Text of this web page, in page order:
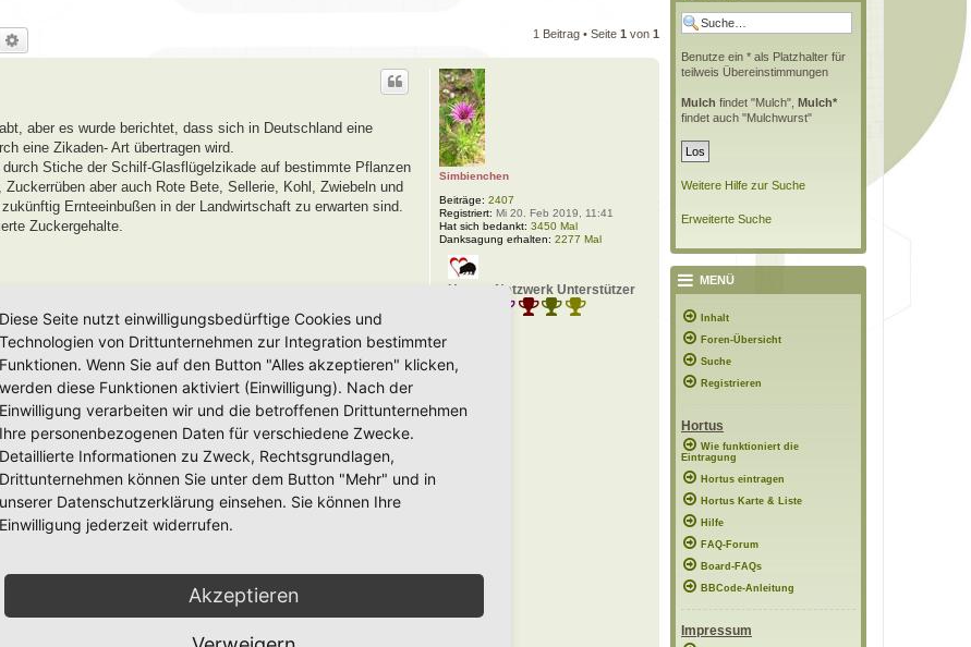
Suche 1 Beitrag • Seite 1 von 1
Simbienchen
Beiträge: 2407
Registriert: Mi 20. Feb 2019, 11:41
Hat sich bedankt: 3450 Mal
Danksagung erhalten: 2277 Mal
Hortus-Netzwerk Unterstützer
aber es wurde berichtet, dass sich in Deutschland eine
eine Zikaden- Art übertragen wird.
Stiche der Schilf-Glasflügelzikade auf bestimmte Pflanzen
aber auch Rote Bete, Sellerie, Kohl, Zwiebeln und
Ernteeinbußen in der Landwirtschaft zu erwarten sind.
Zuckergehalte.
zu uns nach Deutschland gekommen und ist vielleicht als "
erkannt worden.
diese Zikadenart? Mal die KI befragen....
gesundheitsschädlich sein könnte. Aber dafür "schlaffes
der Zikaden, eine reguläre Zulassung wirksamer
Forschung zu Resistenzzüchtung und nachhaltigen
jetzt schon wieder?
verändern kann -tatsächlich ist dies die einzige Art und Weise, in der die
Benutze ein * als Platzhalter für
teilweis Übereinstimmungen
Mulch findet "Mulch", Mulch*
findet auch "Mulchwurst"
Weitere Hilfe zur Suche
Erweiterte Suche
MENÜ
Inhalt
Foren-Übersicht
Suche
Registrieren
Hortus
Wie funktioniert die
Eintragung
Hortus eintragen
Hortus Karte & Liste
Hilfe
FAQ-Forum
Board-FAQs
BBCode-Anleitung
Impressum
Diese Seite nutzt einwilligungsbedürftige Cookies und
Technologien von Drittunternehmen zur Integration bestimmter
Funktionen. Wenn Sie auf den Button "Alles akzeptieren" klicken,
werden diese Funktionen aktiviert (Einwilligung). Nach der
Einwilligung verarbeiten wir und die betroffenen Drittunternehmen
Ihre personenbezogenen Daten für verschiedene Zwecke.
Detaillierte Informationen zu Zweck, Rechtsgrundlagen,
Drittunternehmen können Sie unter dem Button "Mehr" und in
unserer Datenschutzerklärung einsehen. Sie können Ihre
Einwilligung jederzeit widerrufen.
Akzeptieren